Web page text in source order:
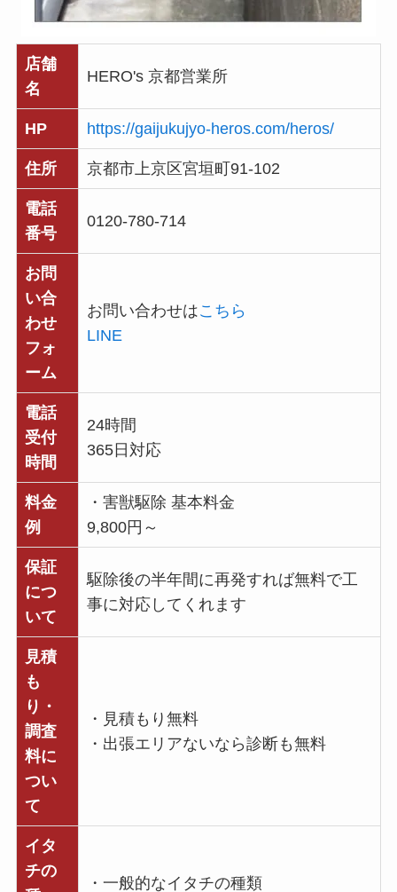
店舗
名
HERO's 京都営業所
HP https://gaijukujyo-heros.com/heros/
住所 京都市上京区宮垣町91-102
電話
番号
0120-780-714
お問
い合
わせ
フォ
ーム
お問い合わせはこちら
LINE
電話
受付
時間
24時間
365日対応
料金
例
・害獣駆除 基本料金
9,800円～
保証
につ
いて
駆除後の半年間に再発すれば無料で工
事に対応してくれます
見積
も
り・
調査
料に
つい
て
・見積もり無料
・出張エリアないなら診断も無料
イタ
チの
・一般的なイタチの種類